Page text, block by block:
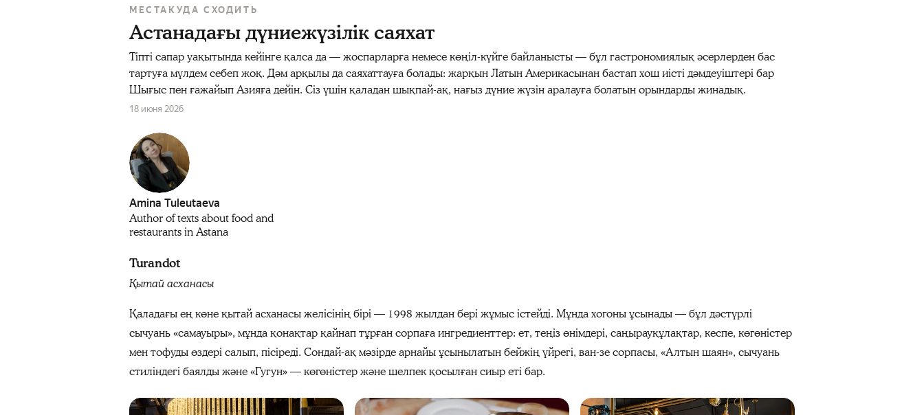
МЕСТА КУДА СХОДИТЬ
Астанадағы дүниежүзілік саяхат
Тіпті сапар уақытында кейінге қалса да — жоспарларға немесе көңіл-күйге байланысты — бұл гастрономиялық әсерлерден бас
тартуға мүлдем себеп жоқ. Дәм арқылы да саяхаттауға болады: жарқын Латын Америкасынан бастап хош иісті дәмдеуіштері бар
Шығыс пен ғажайып Азияға дейін. Сіз үшін қаладан шықпай-ақ, нағыз дүние жүзін аралауға болатын орындарды жинадық.
18 июня 2026
Amina Tuleutaeva
Author of texts about food and
restaurants in Astana
Turandot
Қытай асханасы
Қаладағы ең көне қытай асханасы желісінің бірі — 1998 жылдан бері жұмыс істейді. Мұнда хогоны ұсынады — бұл дәстүрлі
сычуань «самауыры», мұнда қонақтар қайнап тұрған сорпаға ингредиенттер: ет, теңіз өнімдері, саңырауқұлақтар, кеспе, көгөністер
мен тофуды өздері салып, пісіреді. Сондай-ақ мәзірде арнайы ұсынылатын бейжің үйрегі, ван-зе сорпасы, «Алтын шаян», сычуань
стиліндегі баялды және «Гугун» — көгөністер және шелпек қосылған сиыр еті бар.